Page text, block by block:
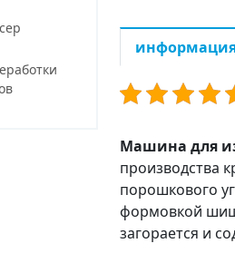
Машина для
производства
порошкового
формовкой
загорается и